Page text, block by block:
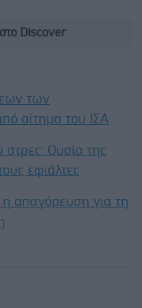
Discover
των
αίτημα του ΙΣΑ
στρες: Ουσία της
εφιάλτες
απαγόρευση για τη